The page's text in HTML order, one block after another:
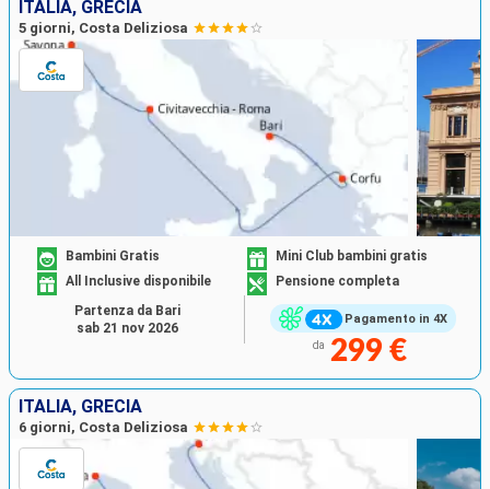
ITALIA, GRECIA
5 giorni, Costa Deliziosa
Pagamento in 4X
Bambini Gratis
Mini Club bambini gratis
All Inclusive disponibile
Pensione completa
da 299 €
Partenza da Bari
sab 21 nov 2026
ITALIA, GRECIA
6 giorni, Costa Deliziosa